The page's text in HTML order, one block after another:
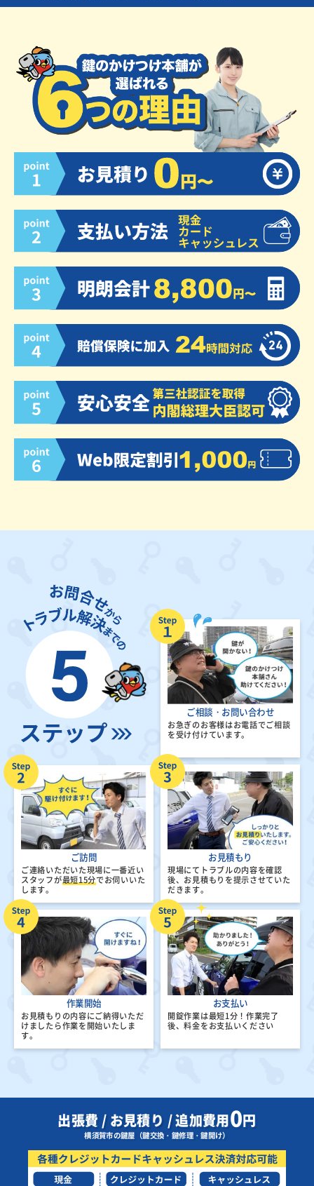
ご相談・お問い合わせ
お急ぎのお客様はお電話でご相談
を受け付けています。
ご訪問
ご連絡いただいた現場に一番近い
スタッフが最短15分でお伺いいた
します。
お見積もり
現場にてトラブルの内容を確認
後、 お見積もりを提示させていた
だきます。
作業開始
お見積もりの内容にご納得いただ
けましたら作業を開始いたしま
す。
お支払い
開錠作業は最短1分！ 作業完了
後、料金をお支払いください
出張費 / お見積り / 追加費用0円
横須賀市の鍵屋（鍵交換・鍵修理・鍵開け）